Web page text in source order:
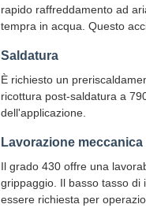
rapido raffreddamento ad
tempra in acqua. Questo
Saldatura
È richiesto un
ricottura post-saldatura a
dell'applicazione.
Lavorazione
Il grado 430 offre una
grippaggio. Il basso tasso
essere richiesta per